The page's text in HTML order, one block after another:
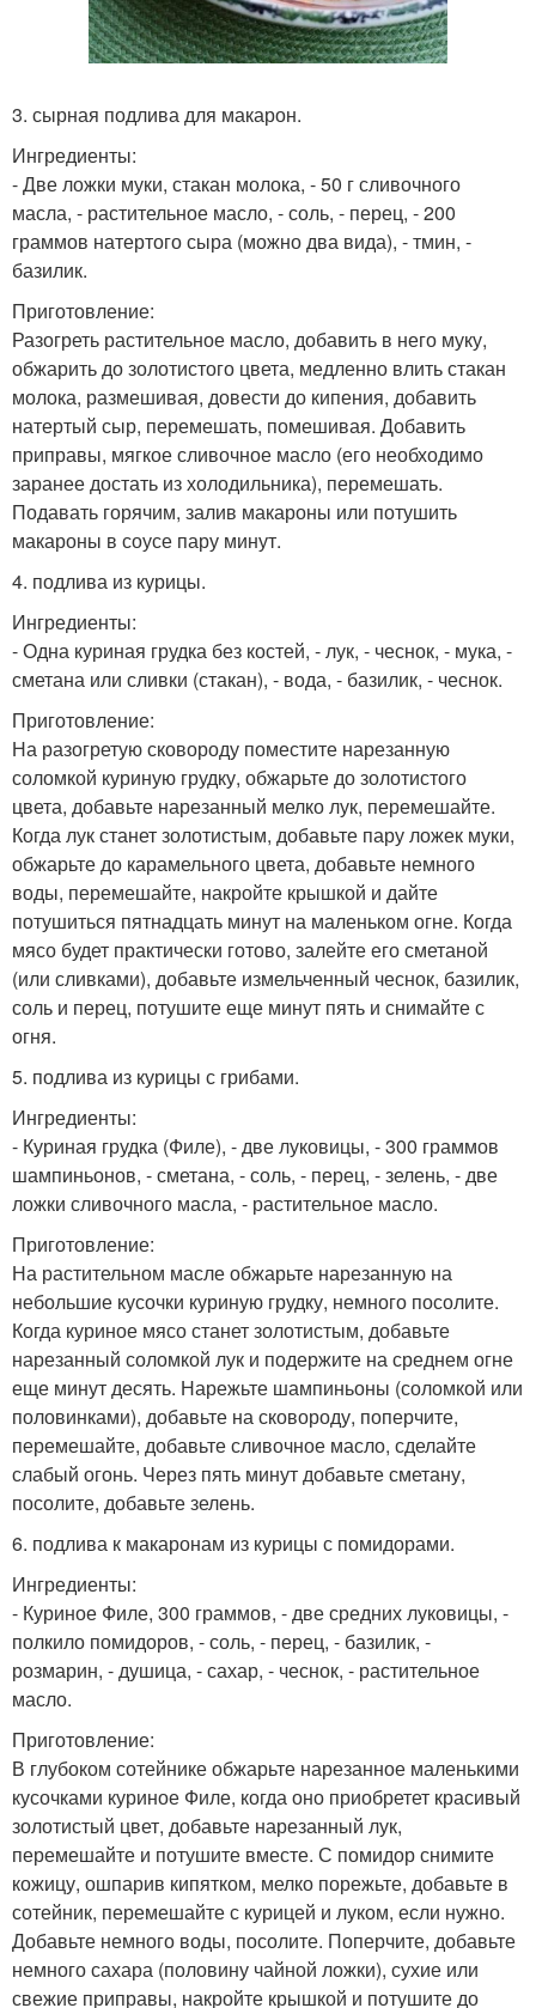
3. сырная подлива для макарон.
Ингредиенты:
- Две ложки муки, стакан молока, - 50 г сливочного
масла, - растительное масло, - соль, - перец, - 200
граммов натертого сыра (можно два вида), - тмин, -
базилик.
Приготовление:
Разогреть растительное масло, добавить в него муку,
обжарить до золотистого цвета, медленно влить стакан
молока, размешивая, довести до кипения, добавить
натертый сыр, перемешать, помешивая. Добавить
приправы, мягкое сливочное масло (его необходимо
заранее достать из холодильника), перемешать.
Подавать горячим, залив макароны или потушить
макароны в соусе пару минут.
4. подлива из курицы.
Ингредиенты:
- Одна куриная грудка без костей, - лук, - чеснок, - мука, -
сметана или сливки (стакан), - вода, - базилик, - чеснок.
Приготовление:
На разогретую сковороду поместите нарезанную
соломкой куриную грудку, обжарьте до золотистого
цвета, добавьте нарезанный мелко лук, перемешайте.
Когда лук станет золотистым, добавьте пару ложек муки,
обжарьте до карамельного цвета, добавьте немного
воды, перемешайте, накройте крышкой и дайте
потушиться пятнадцать минут на маленьком огне. Когда
мясо будет практически готово, залейте его сметаной
(или сливками), добавьте измельченный чеснок, базилик,
соль и перец, потушите еще минут пять и снимайте с
огня.
5. подлива из курицы с грибами.
Ингредиенты:
- Куриная грудка (Филе), - две луковицы, - 300 граммов
шампиньонов, - сметана, - соль, - перец, - зелень, - две
ложки сливочного масла, - растительное масло.
Приготовление:
На растительном масле обжарьте нарезанную на
небольшие кусочки куриную грудку, немного посолите.
Когда куриное мясо станет золотистым, добавьте
нарезанный соломкой лук и подержите на среднем огне
еще минут десять. Нарежьте шампиньоны (соломкой или
половинками), добавьте на сковороду, поперчите,
перемешайте, добавьте сливочное масло, сделайте
слабый огонь. Через пять минут добавьте сметану,
посолите, добавьте зелень.
6. подлива к макаронам из курицы с помидорами.
Ингредиенты:
- Куриное Филе, 300 граммов, - две средних луковицы, -
полкило помидоров, - соль, - перец, - базилик, -
розмарин, - душица, - сахар, - чеснок, - растительное
масло.
Приготовление:
В глубоком сотейнике обжарьте нарезанное маленькими
кусочками куриное Филе, когда оно приобретет красивый
золотистый цвет, добавьте нарезанный лук,
перемешайте и потушите вместе. С помидор снимите
кожицу, ошпарив кипятком, мелко порежьте, добавьте в
сотейник, перемешайте с курицей и луком, если нужно.
Добавьте немного воды, посолите. Поперчите, добавьте
немного сахара (половину чайной ложки), сухие или
свежие приправы, накройте крышкой и потушите до